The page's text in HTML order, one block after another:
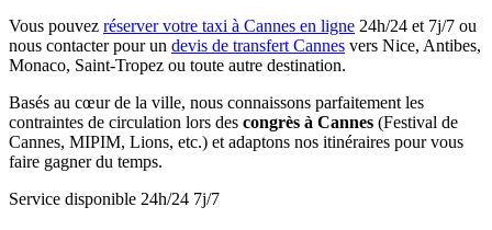
Vous pouvez réserver votre taxi à Cannes en ligne 24h/24 et 7j/7 ou
nous contacter pour un devis de transfert Cannes vers Nice, Antibes,
Monaco, Saint-Tropez ou toute autre destination.
Basés au cœur de la ville, nous connaissons parfaitement les
contraintes de circulation lors des congrès à Cannes (Festival de
Cannes, MIPIM, Lions, etc.) et adaptons nos itinéraires pour vous
faire gagner du temps.
Service disponible 24h/24 7j/7